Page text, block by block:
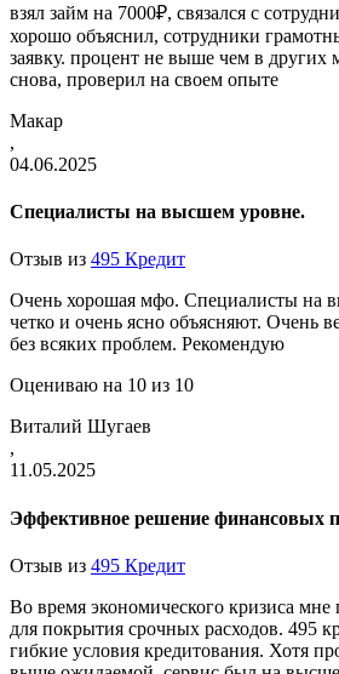
взял займ на 7000₽, связался с
хорошо объяснил, сотрудники
заявку. процент не выше чем в других
снова, проверил на своем опыте
Макар
,
04.06.2025
Специалисты на высшем уровне.
Отзыв из 495 Кредит
Очень хорошая мфо. Специалисты на
четко и очень ясно объясняют. Очень
без всяких проблем. Рекомендую
Оцениваю на 10 из 10
Виталий Шугаев
,
11.05.2025
Эффективное решение финансовых
Отзыв из 495 Кредит
Во время экономического кризиса мне
для покрытия срочных расходов. 495
гибкие условия кредитования. Хотя